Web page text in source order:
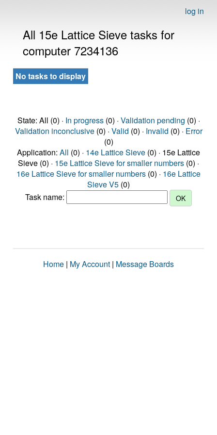
log in
All 15e Lattice Sieve tasks for
computer 7234136
No tasks to display
State: All (0) · In progress(0) · Validation pending (0) ·
Validation inconclusive(0) · Valid (0) · Invalid (0) · Error
(0)
Application: All (0) · 14e Lattice Sieve (0) · 15e Lattice
Sieve (0) · 15e Lattice Sieve for smaller numbers (0) ·
16e Lattice Sieve for smaller numbers (0) · 16e Lattice
Sieve V5 (0)
Task name:
Home | My Account | Message Boards